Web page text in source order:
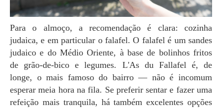
Para o almoço, a recomendação é clara: cozinha
judaica, e em particular o falafel. O falafel é um sandes
judaico e do Médio Oriente, à base de bolinhos fritos
de grão-de-bico e legumes. L'As du Fallafel é, de
longe, o mais famoso do bairro — não é incomum
esperar meia hora na fila. Se preferir sentar e fazer uma
refeição mais tranquila, há também excelentes opções